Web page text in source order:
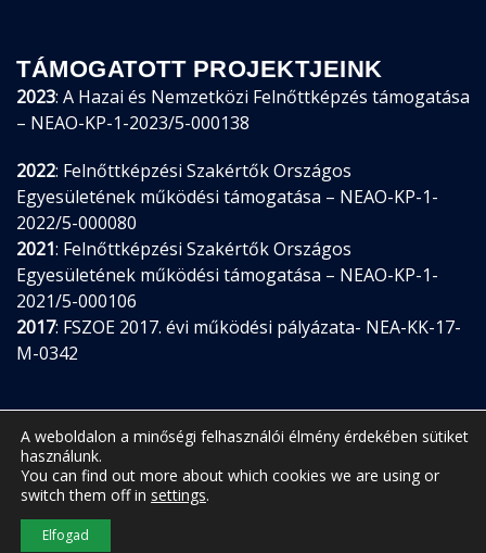
TÁMOGATOTT PROJEKTJEINK
2023: A Hazai és Nemzetközi Felnőttképzés támogatása
– NEAO-KP-1-2023/5-000138
2022: Felnőttképzési Szakértők Országos
Egyesületének működési támogatása – NEAO-KP-1-
2022/5-000080
2021: Felnőttképzési Szakértők Országos
Egyesületének működési támogatása – NEAO-KP-1-
2021/5-000106
2017: FSZOE 2017. évi működési pályázata- NEA-KK-17-
M-0342
© 2026 FSZOE •
A weboldalon a minőségi felhasználói élmény érdekében sütiket
használunk.
You can find out more about which cookies we are using or
switch them off in settings.
Elfogad